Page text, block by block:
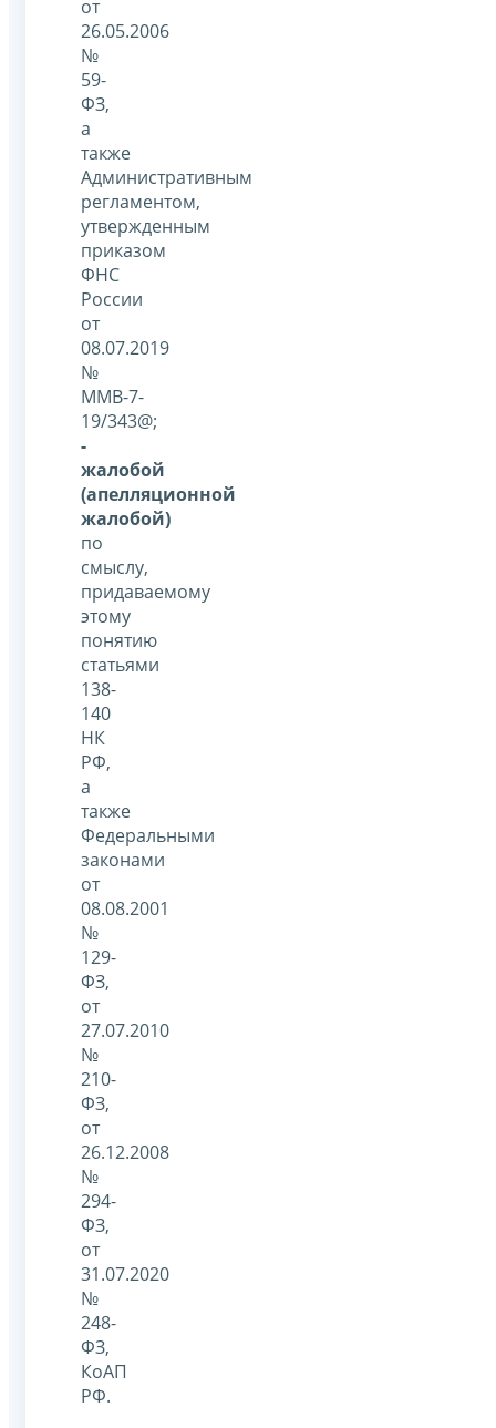
от
26.05.2006
№
59-
ФЗ,
а
также
Административным
регламентом,
утвержденным
приказом
ФНС
России
от
08.07.2019
№
ММВ-7-
19/343@;
-
жалобой
(апелляционной
жалобой)
по
смыслу,
придаваемому
этому
понятию
статьями
138-
140
НК
РФ,
а
также
Федеральными
законами
от
08.08.2001
№
129-
ФЗ,
от
27.07.2010
№
210-
ФЗ,
от
26.12.2008
№
294-
ФЗ,
от
31.07.2020
№
248-
ФЗ,
КоАП
РФ.